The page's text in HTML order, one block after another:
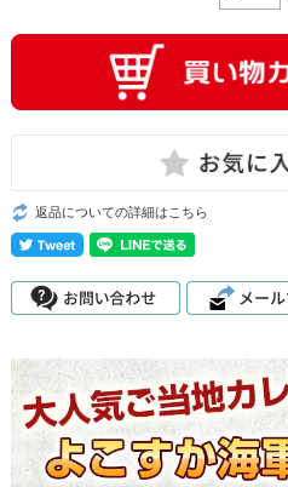
返品についての詳細はこちら